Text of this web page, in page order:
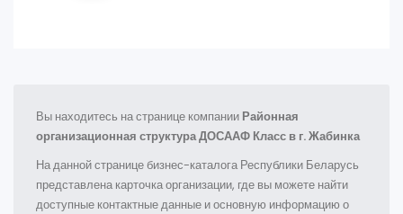
Вы находитесь на странице компании Районная
организационная структура ДОСААФ Класс в г. Жабинка
На данной странице бизнес-каталога Республики Беларусь
представлена карточка организации, где вы можете найти
доступные контактные данные и основную информацию о